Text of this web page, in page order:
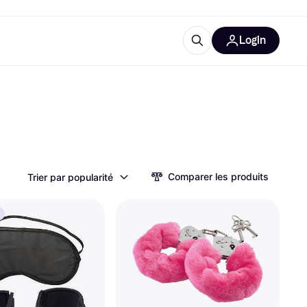
Login
Trier par popularité Comparer les produits